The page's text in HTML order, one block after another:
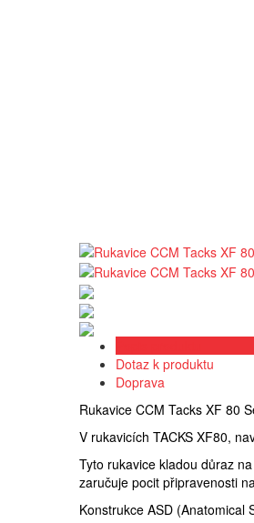
Dotaz k produktu
Doprava
Rukavice CCM Tacks XF 80
V rukavicích TACKS XF80,
Tyto rukavice kladou důraz
zaručuje pocit připravenosti
Konstrukce ASD (Anatomical